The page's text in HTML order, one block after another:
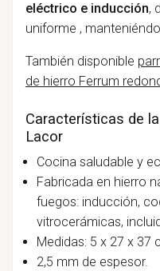
eléctrico e inducción,
uniforme ,
También disponible
de hierro Ferrum
Características de
Lacor
Cocina saludable y
Fabricada en hierro
fuegos: inducción,
vitrocerámicas,
Medidas: 5 x 27 x 37
2,5 mm de espesor.